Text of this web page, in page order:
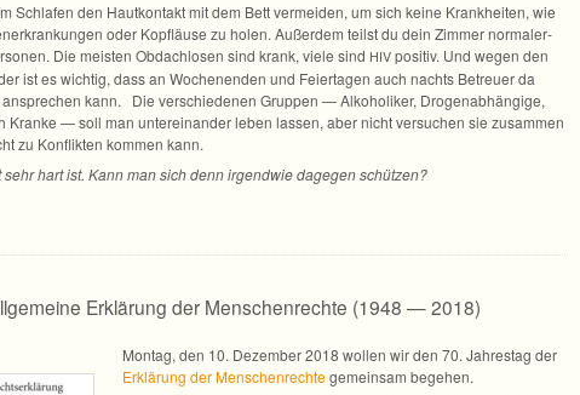
Schla­fen den Haut­kon­takt mit dem Bett ver­mei­den, um sich keine Krank­hei­ten, wie
oder Kopf­läuse zu holen. Außer­dem teilst du dein Zim­mer nor­ma­ler­
Die meis­ten Obdach­lo­sen sind krank, viele sind HIV posi­tiv. Und wegen den
ist es wich­tig, dass an Wochen­en­den und Fei­er­ta­gen auch nachts Betreuer da
kann. Die ver­schie­de­nen Grup­pen — Alko­ho­li­ker, Dro­gen­ab­hän­gige,
Kranke — soll man unter­ein­an­der leben las­sen, aber nicht ver­su­chen sie zusam­men
zu Kon­flik­ten kom­men kann.
hart ist. Kann man sich denn irgend­wie dage­gen schützen?
Erklärung der Menschenrechte (1948 — 2018)
Mon­tag, den 10. Dezem­ber 2018 wol­len wir den 70. Jah­res­tag der
Erklä­rung der Men­schen­rechtegemein­sam begehen.